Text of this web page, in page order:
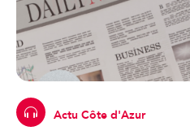
Actu Côte d'Azur